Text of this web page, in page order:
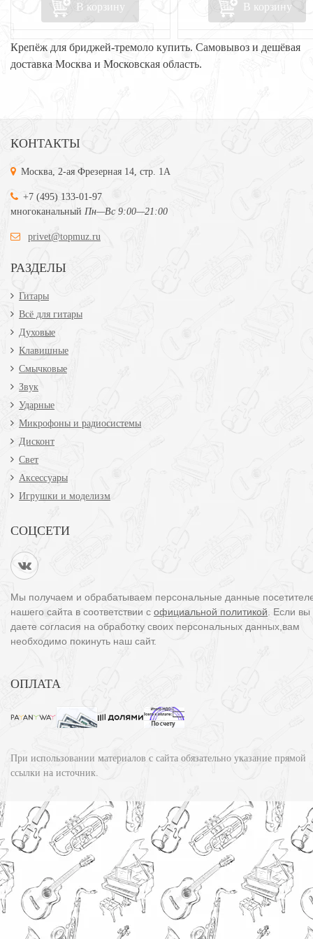
В корзину В корзину
Крепёж для бриджей-тремоло купить. Самовывоз и дешёвая
доставка Москва и Московская область.
КОНТАКТЫ
Москва, 2-ая Фрезерная 14, стр. 1А
+7 (495) 133-01-97
многоканальный Пн—Вс 9:00—21:00
privet@topmuz.ru
РАЗДЕЛЫ
Гитары
Всё для гитары
Духовые
Клавишные
Смычковые
Звук
Ударные
Микрофоны и радиосистемы
Дисконт
Свет
Аксессуары
Игрушки и моделизм
СОЦСЕТИ
Мы получаем и обрабатываем персональные данные
нашего сайта в соответствии с официальной политикой . Если
даете согласия на обработку своих персональных данных,вам
необходимо покинуть наш сайт.
ОПЛАТА
При использовании материалов с сайта обязательно указание прямой
ссылки на источник.